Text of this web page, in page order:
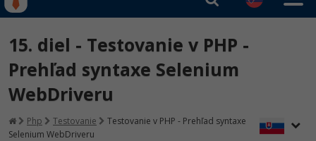
Rekvalifikačné kurzy
hradené úradom práce
Kurzy programovania
Ako začať?
Prihlásiť sa | Registrovať
15. diel - Testovanie v PHP -
Prehľad syntaxe Selenium
WebDriveru
Php Testovanie
Testovanie v PHP - Prehľad syntaxe
Selenium WebDriveru